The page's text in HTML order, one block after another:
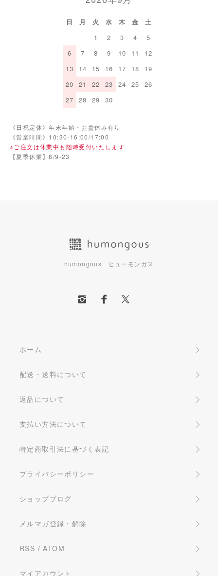
日 月 火 水 木 金
土
1
2 3 4
5
6
7 8 9 10 11
12
13
14 15 16 17 18
19
20
21 22 23 24 25
26
27
28 29 30
《日祝定休》年末年始・お盆休み有り
《営業時間》10:30-16:00/17:00
※ご注文は休業中も随時受付いたします
【夏季休業】8/9-23
humongous ヒューモンガス
ホーム
配送・送料について
返品について
支払い方法について
特定商取引法に基づく表記
プライバシーポリシー
ショップブログ
メルマガ登録・解除
RSS /ATOM
マイアカウント